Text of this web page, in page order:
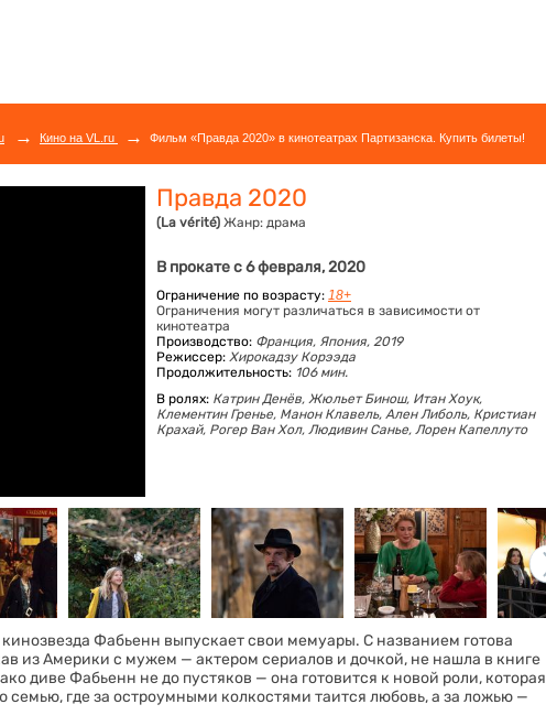
→ Кино на VL.ru → Фильм «Правда 2020» в кинотеатрах Партизанска. Купить билеты!
Правда 2020
(La vérité) Жанр: драма
В прокате с 6 февраля, 2020
Ограничение по возрасту: 18+
Ограничения могут различаться в зависимости от
кинотеатра
Производство: Франция, Япония, 2019
Режиссер: Хирокадзу Корээда
Продолжительность: 106 мин.
В ролях: Катрин Денёв, Жюльет Бинош, Итан Хоук,
Клементин Гренье, Манон Клавель, Ален Либоль, Кристиан
Крахай, Рогер Ван Хол, Людивин Санье, Лорен Капеллуто
Фабьенн выпускает свои мемуары. С названием готова
из Америки с мужем — актером сериалов и дочкой, не нашла в книге
диве Фабьенн не до пустяков — она готовится к новой роли, которая
где за остроумными колкостями таится любовь, а за ложью —